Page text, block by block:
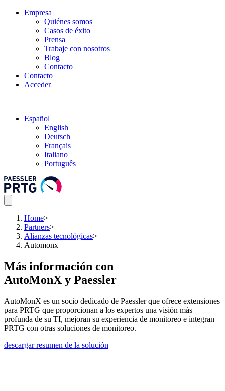
Empresa
Quiénes somos
Casos de éxito
Prensa
Trabaje con nosotros
Blog
Contacto
Contacto
Acceder
Español
English
Deutsch
Français
Italiano
Português
Home>
Partners>
Alianzas tecnológicas>
Automonx
Más información con
AutoMonX y Paessler
AutoMonX es un socio dedicado de Paessler que ofrece extensiones
para PRTG que proporcionan a los expertos una visión más
profunda de su TI, mejoran su experiencia de monitoreo e integran
PRTG con otras soluciones de monitoreo.
descargar resumen de la solución